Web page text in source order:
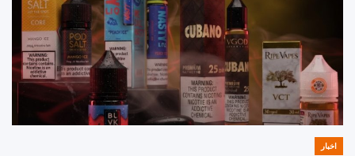
POSTED
اخبار